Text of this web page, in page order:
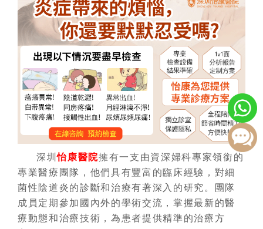
深圳怡康醫院擁有一支由資深婦科專家領銜的
專業醫療團隊，他們具有豐富的臨床經驗，對細
菌性陰道炎的診斷和治療有著深入的研究。團隊
成員定期參加國內外的學術交流，掌握最新的醫
療動態和治療技術，為患者提供精準的治療方